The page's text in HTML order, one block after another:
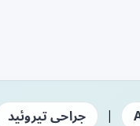
| جراحی تیروئید